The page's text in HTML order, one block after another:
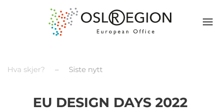
Hva skjer? Siste nytt
EU DESIGN DAYS 2022